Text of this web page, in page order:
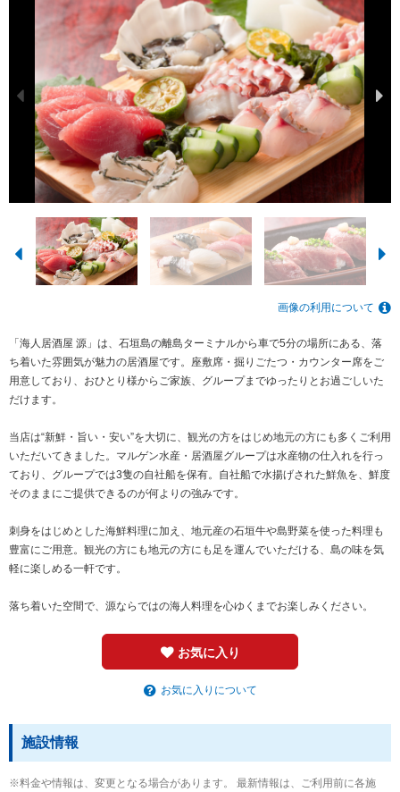
画像の利用について
「海人居酒屋 源」は、石垣島の離島ターミナルから車で5分の場所にある、落
ち着いた雰囲気が魅力の居酒屋です。座敷席・掘りごたつ・カウンター席をご
用意しており、おひとり様からご家族、グループまでゆったりとお過ごしいた
だけます。
当店は“新鮮・旨い・安い”を大切に、観光の方をはじめ地元の方にも多くご利用
いただいてきました。マルゲン水産・居酒屋グループは水産物の仕入れを行っ
ており、グループでは3隻の自社船を保有。自社船で水揚げされた鮮魚を、鮮度
そのままにご提供できるのが何よりの強みです。
刺身をはじめとした海鮮料理に加え、地元産の石垣牛や島野菜を使った料理も
豊富にご用意。観光の方にも地元の方にも足を運んでいただける、島の味を気
軽に楽しめる一軒です。
落ち着いた空間で、源ならではの海人料理を心ゆくまでお楽しみください。
お気に入り
お気に入りについて
施設情報
※料金や情報は、変更となる場合があります。 最新情報は、ご利用前に各施